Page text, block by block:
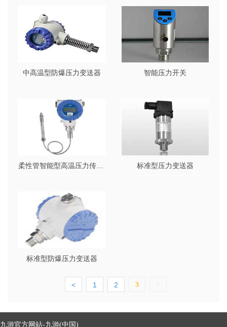
中高温型防爆压力变送器 智能压力开关
标准型压力变送器
标准型防爆压力变送器
< 1 2 3 >
九游官方网站-九游(中国)